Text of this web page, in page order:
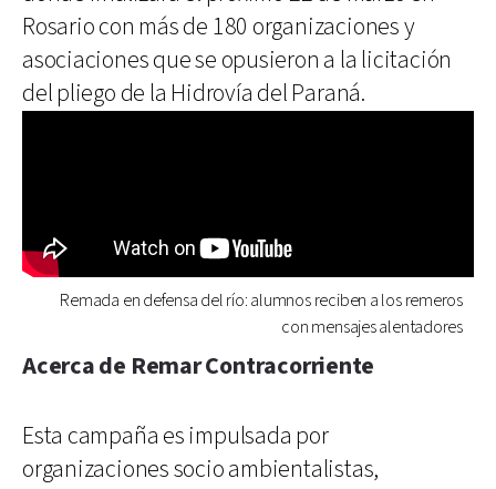
Rosario con más de 180 organizaciones y
asociaciones que se opusieron a la licitación
del pliego de la Hidrovía del Paraná.
Remada en defensa del río: alumnos reciben a los remeros
con mensajes alentadores
Acerca de Remar Contracorriente
Esta campaña es impulsada por
organizaciones socio ambientalistas,